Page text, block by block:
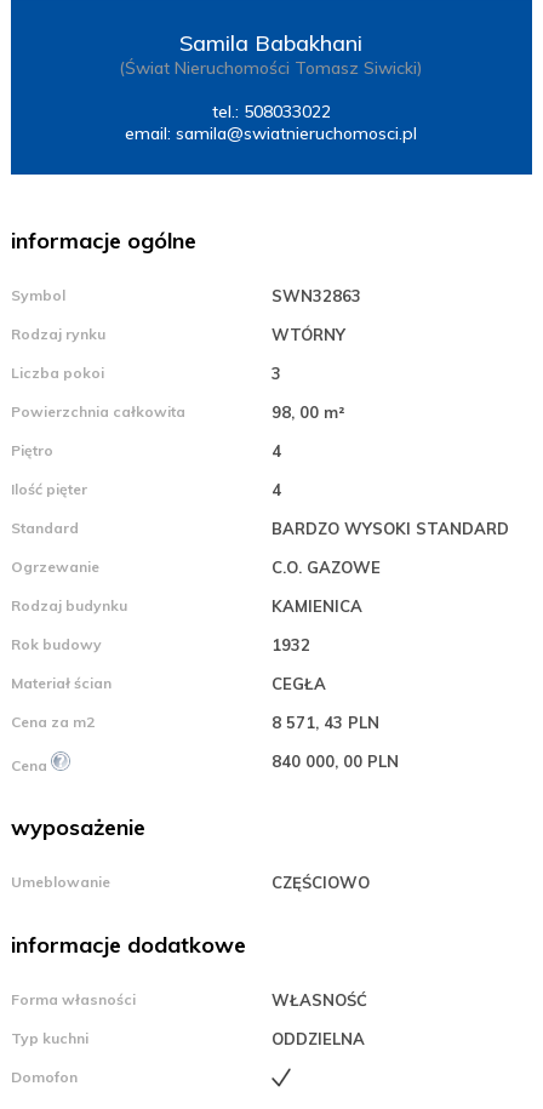
Samila Babakhani
(Świat Nieruchomości Tomasz Siwicki)
tel.: 508033022
email:samila@swiatnieruchomosci.pl
informacje ogólne
Symbol SWN32863
Rodzaj rynku WTÓRNY
Liczba pokoi 3
Powierzchnia całkowita 98, 00 m²
Piętro 4
Ilość pięter 4
Standard BARDZO WYSOKI STANDARD
Ogrzewanie C.O. GAZOWE
Rodzaj budynku KAMIENICA
Rok budowy 1932
Materiał ścian CEGŁA
Cena za m2 8 571, 43 PLN
Cena 840 000, 00 PLN
wyposażenie
Umeblowanie CZĘŚCIOWO
informacje dodatkowe
Forma własności WŁASNOŚĆ
Typ kuchni ODDZIELNA
Domofon